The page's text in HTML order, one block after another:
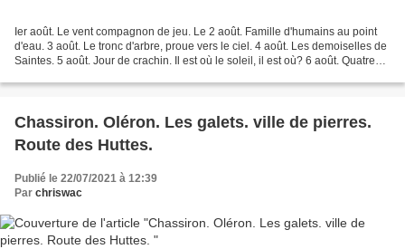
Ier août. Le vent compagnon de jeu. Le 2 août. Famille d'humains au point
d'eau. 3 août. Le tronc d'arbre, proue vers le ciel. 4 août. Les demoiselles de
Saintes. 5 août. Jour de crachin. Il est où le soleil, il est où? 6 août. Quatre
Chassiron. Oléron. Les galets. ville de pierres.
Route des Huttes.
Publié le 22/07/2021 à 12:39
Par chriswac